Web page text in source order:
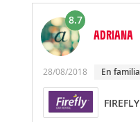
8.7
ADRIANA
28/08/2018 En familia
FIREFLY